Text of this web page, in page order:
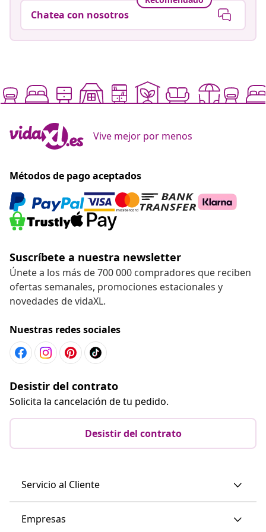
Chatea con nosotros
Vive mejor por menos
Métodos de pago aceptados
Suscríbete a nuestra newsletter
Únete a los más de 700 000 compradores que reciben
ofertas semanales, promociones estacionales y
novedades de vidaXL.
Nuestras redes sociales
Desistir del contrato
Solicita la cancelación de tu pedido.
Desistir del contrato
Servicio al Cliente
Empresas